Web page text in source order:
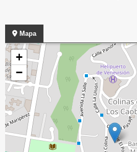
Mapa
+
−